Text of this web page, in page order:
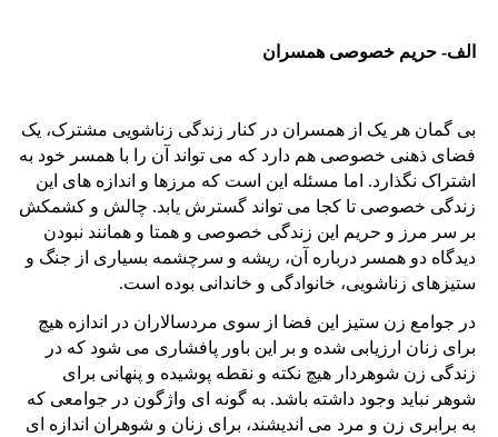
الف- حریم خصوصی همسران
بی گمان هر یک از همسران در کنار زندگی زناشویی مشترک، یک
فضای ذهنی خصوصی هم دارد که می تواند آن را با همسر خود به
اشتراک نگذارد. اما مسئله این است که مرزها و اندازه های این
زندگی خصوصی تا کجا می تواند گسترش یابد. چالش و کشمکش
بر سر مرز و حریم این زندگی خصوصی و همتا و همانند نبودن
دیدگاه دو همسر درباره آن، ریشه و سرچشمه بسیاری از جنگ و
ستیزهای زناشویی، خانوادگی و خاندانی بوده است.
در جوامع زن ستیز این فضا از سوی مردسالاران در اندازه هیچ
برای زنان ارزیابی شده و بر این باور پافشاری می شود که در
زندگی زن شوهردار هیچ نکته و نقطه پوشیده و پنهانی برای
شوهر نباید وجود داشته باشد. به گونه ای واژگون در جوامعی که
به برابری زن و مرد می اندیشند، برای زنان و شوهران اندازه ای